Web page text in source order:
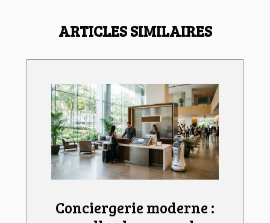
ARTICLES SIMILAIRES
Conciergerie moderne :